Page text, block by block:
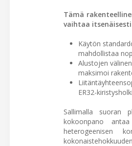
Tämä
vaihtaa
Käytön
mahdollistaa
Alustojen
maksimoi
ER32-
Sallimalla suoran
kokoonpano
heterogeenisen